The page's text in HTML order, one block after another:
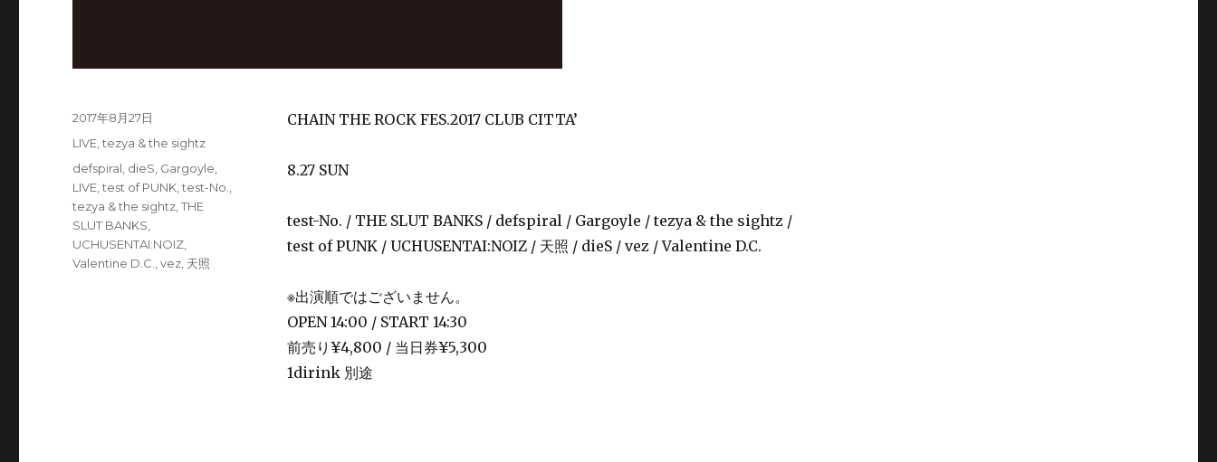
CHAIN THE ROCK FES.2017 CLUB CITTA’
8.27 SUN
test-No. / THE SLUT BANKS / defspiral / Gargoyle / tezya & the sightz /
test of PUNK / UCHUSENTAI:NOIZ / 天照 / dieS / vez / Valentine D.C.
※出演順ではございません。
OPEN 14:00 / START 14:30
前売り¥4,800 / 当日券¥5,300
1dirink 別途
投
2017年8月27日
カ
テ
LIVE ,tezya & the sightz
タ
グ
defspiral dieS Gargoyle
LIVE ,test of PUNK ,test-No.
tezya & the sightz ,THE
SLUT BANKS
UCHUSENTAI:NOIZ
Valentine D.C.
,vez 天照